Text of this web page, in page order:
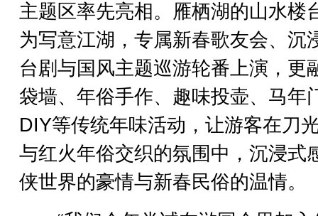
主题区率先亮相。雁栖湖的山水楼
为写意江湖，专属新春歌友会、沉
台剧与国风主题巡游轮番上演，更
袋墙、年俗手作、趣味投壶、马年
DIY等传统年味活动，让游客在刀
与红火年俗交织的氛围中，沉浸式
侠世界的豪情与新春民俗的温情。